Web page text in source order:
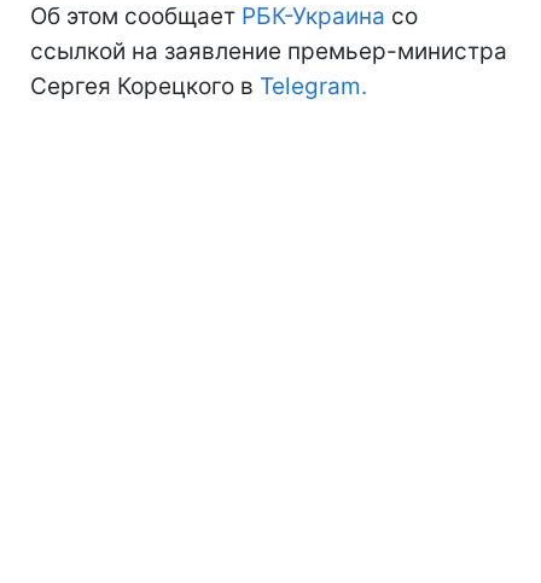
Об этом сообщает РБК-Украина со
ссылкой на заявление премьер-министра
Сергея Корецкого в Telegram.